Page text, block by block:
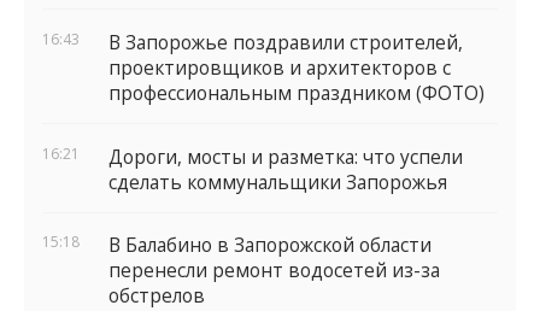
16:43
В Запорожье поздравили строителей,
проектировщиков и архитекторов с
профессиональным праздником (ФОТО)
16:21
Дороги, мосты и разметка: что успели
сделать коммунальщики Запорожья
15:18
В Балабино в Запорожской области
перенесли ремонт водосетей из-за
обстрелов